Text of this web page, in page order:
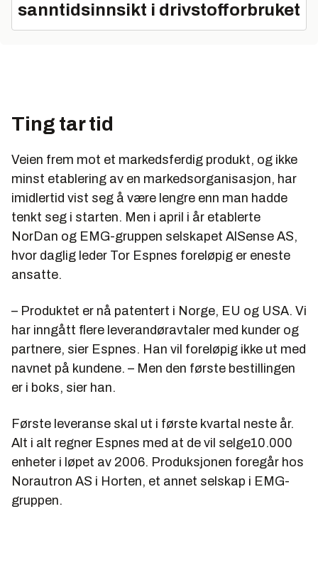
sanntidsinnsikt i drivstofforbruket
Ting tar tid
Veien frem mot et markedsferdig produkt, og ikke
minst etablering av en markedsorganisasjon, har
imidlertid vist seg å være lengre enn man hadde
tenkt seg i starten. Men i april i år etablerte
NorDan og EMG-gruppen selskapet AlSense AS,
hvor daglig leder Tor Espnes foreløpig er eneste
ansatte.
– Produktet er nå patentert i Norge, EU og USA. Vi
har inngått flere leverandøravtaler med kunder og
partnere, sier Espnes. Han vil foreløpig ikke ut med
navnet på kundene. – Men den første bestillingen
er i boks, sier han.
Første leveranse skal ut i første kvartal neste år.
Alt i alt regner Espnes med at de vil selge10.000
enheter i løpet av 2006. Produksjonen foregår hos
Norautron AS i Horten, et annet selskap i EMG-
gruppen.